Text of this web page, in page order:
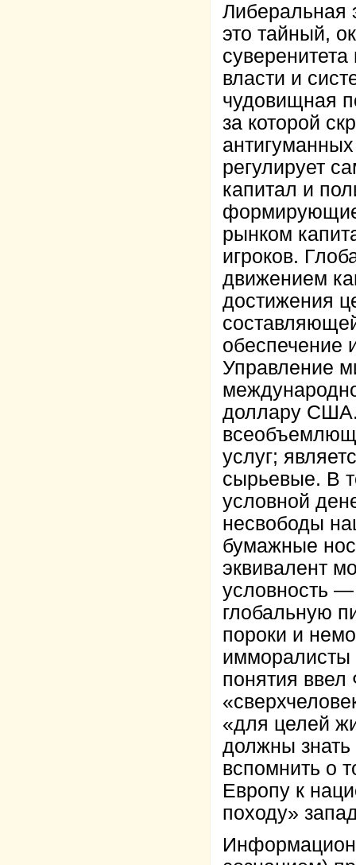
Либеральная
это тайный,
власти и
чудовищная
за которой
регулирует
капитал и
рынком
игроков.
движением
достижения
обеспечение
Управление
доллару США.
услуг;
сырьевые. В
условной
несвободы
бумажные
эквивалент
условность
глобальную
пороки и
имморалисты
понятия
«для целей
должны знать
вспомнить о
Европу к
походу»